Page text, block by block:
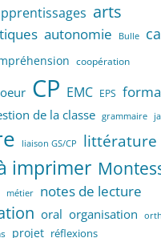
arts
autonomie Bulle
coopération
CP EMC EPS
de la classe grammaire
liaison GS/CP littérature
imprimer
métier notes de lecture
oral organisation
projet réflexions